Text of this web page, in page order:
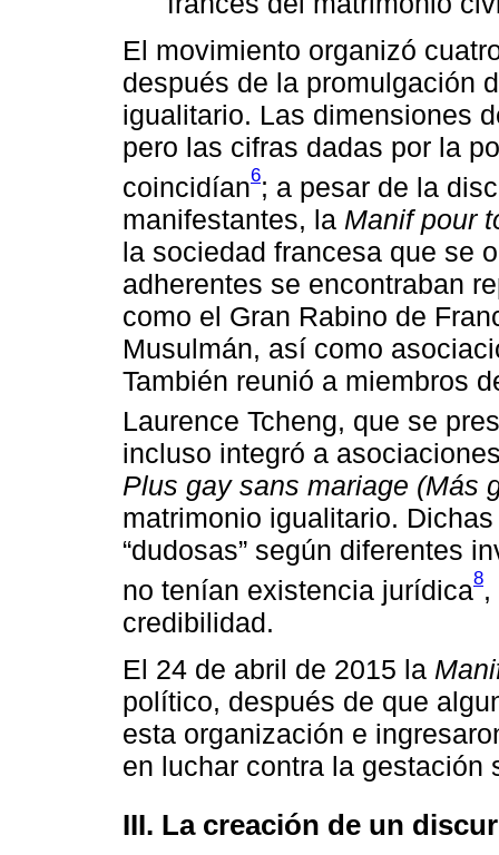
El movimiento organizó
después de la promulgación
igualitario. Las dimensiones
pero las cifras dadas por la
coincidían6; a pesar de la
manifestantes, la Manif pour
la sociedad francesa que se
adherentes se encontraban
como el Gran Rabino de
Musulmán, así como
También reunió a miembros
Laurence Tcheng, que se
incluso integró a
Plus gay sans mariage (Más
matrimonio igualitario.
“dudosas” según diferentes
no tenían existencia jurídica8,
credibilidad.
El 24 de abril de 2015 la
político, después de que
esta organización e
en luchar contra la gestación
III. La creación de un